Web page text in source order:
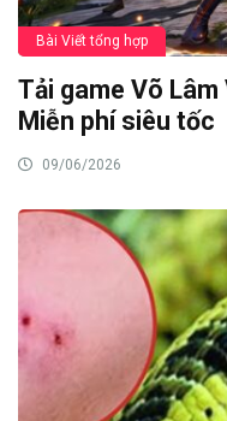
Bài Viết tổng hợp
Tải game Võ
Miễn phí siêu tốc
09/06/2026